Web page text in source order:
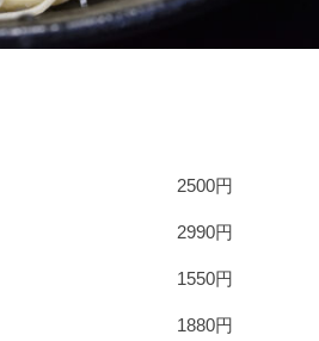
2500円
2990円
1550円
1880円